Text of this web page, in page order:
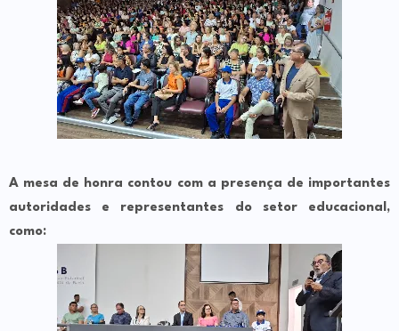
A mesa de honra contou com a presença de importantes
autoridades e representantes do setor educacional,
como: